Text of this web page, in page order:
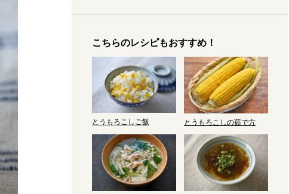
こちらのレシピもおすすめ！
とうもろこしご飯 とうもろこしの茹で方